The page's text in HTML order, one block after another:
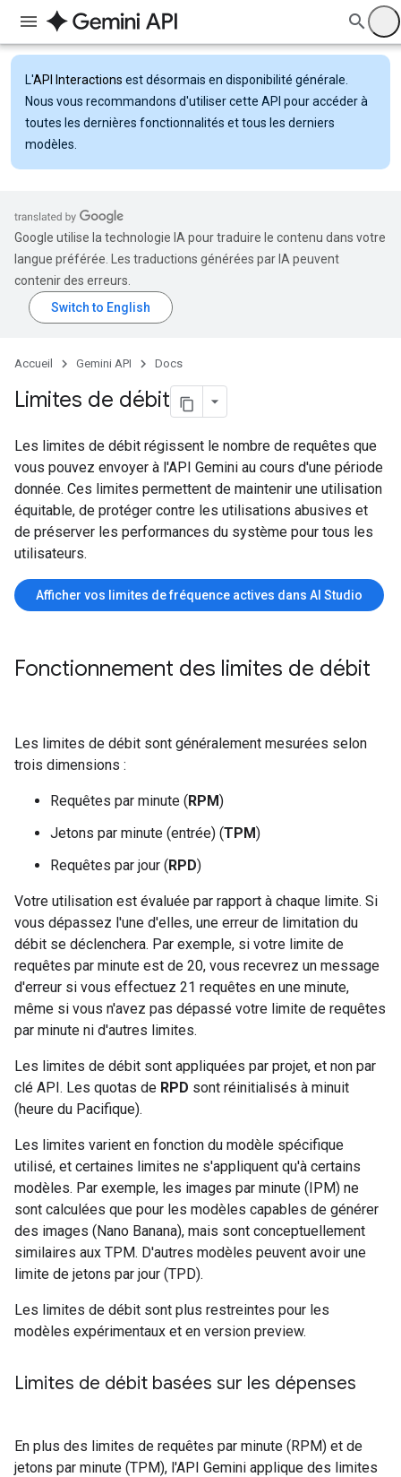
L'API Interactions est désormais en disponibilité générale.
Nous vous recommandons d'utiliser cette API pour accéder à
toutes les dernières fonctionnalités et tous les derniers
modèles.
Google utilise la technologie IA pour traduire le contenu dans votre
langue préférée. Les traductions générées par IA peuvent
contenir des erreurs.
Accueil Gemini API Docs
Limites de débit
Les limites de débit régissent le nombre de requêtes que
vous pouvez envoyer à l'API Gemini au cours d'une période
donnée. Ces limites permettent de maintenir une utilisation
équitable, de protéger contre les utilisations abusives et
de préserver les performances du système pour tous les
utilisateurs.
Afficher vos limites de fréquence actives dans AI Studio
Fonctionnement des limites de débit
Les limites de débit sont généralement mesurées selon
trois dimensions :
Requêtes par minute (RPM)
Jetons par minute (entrée) (TPM)
Requêtes par jour (RPD)
Votre utilisation est évaluée par rapport à chaque limite. Si
vous dépassez l'une d'elles, une erreur de limitation du
débit se déclenchera. Par exemple, si votre limite de
requêtes par minute est de 20, vous recevrez un message
d'erreur si vous effectuez 21 requêtes en une minute,
même si vous n'avez pas dépassé votre limite de requêtes
par minute ni d'autres limites.
Les limites de débit sont appliquées par projet, et non par
clé API. Les quotas de RPD sont réinitialisés à minuit
(heure du Pacifique).
Les limites varient en fonction du modèle spécifique
utilisé, et certaines limites ne s'appliquent qu'à certains
modèles. Par exemple, les images par minute (IPM) ne
sont calculées que pour les modèles capables de générer
des images (Nano Banana), mais sont conceptuellement
similaires aux TPM. D'autres modèles peuvent avoir une
limite de jetons par jour (TPD).
Les limites de débit sont plus restreintes pour les
modèles expérimentaux et en version preview.
Limites de débit basées sur les dépenses
En plus des limites de requêtes par minute (RPM) et de
jetons par minute (TPM), l'API Gemini applique des limites